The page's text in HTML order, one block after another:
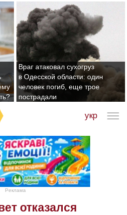
Враг атаковал сухогруз
в Одесской области: один
человек погиб, еще трое
пострадали
укр
Реклама
отказался